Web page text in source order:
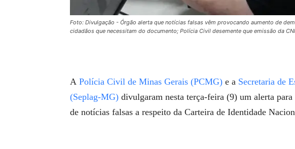
Foto: Divulgação - Órgão alerta que notícias falsas vêm provocando aumento de
cidadãos que necessitam do documento; Polícia Civil desemente que emissão da
A Polícia Civil de Minas Gerais (PCMG) e a Secretaria de
(Seplag-MG) divulgaram nesta terça-feira (9) um alerta para
de notícias falsas a respeito da Carteira de Identidade